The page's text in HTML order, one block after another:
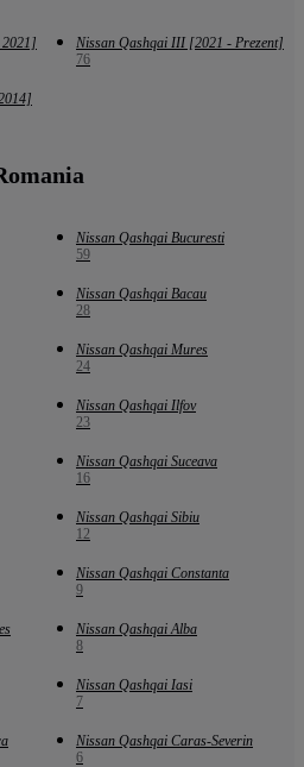
Nissan Qashqai III [2021 - Prezent]
76
Nissan Qashqai Bucuresti
59
Nissan Qashqai Bacau
28
Nissan Qashqai Mures
24
Nissan Qashqai Ilfov
23
Nissan Qashqai Suceava
16
Nissan Qashqai Sibiu
12
Nissan Qashqai Constanta
9
Nissan Qashqai Alba
8
Nissan Qashqai Iasi
7
Nissan Qashqai Caras-Severin
6